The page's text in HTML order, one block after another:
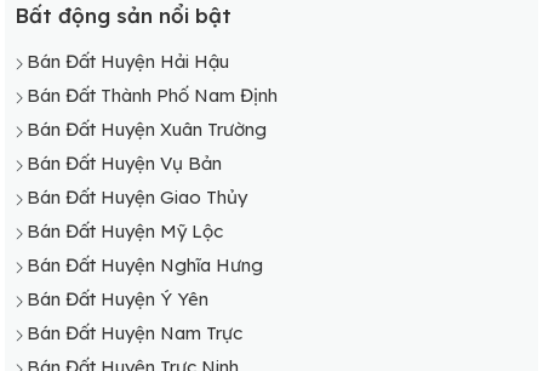
Bán Đất Xã Yên Xá
Bất động sản nổi bật
Bán Đất Huyện Hải Hậu
Bán Đất Thành Phố Nam Định
Bán Đất Huyện Xuân Trường
Bán Đất Huyện Vụ Bản
Bán Đất Huyện Giao Thủy
Bán Đất Huyện Mỹ Lộc
Bán Đất Huyện Nghĩa Hưng
Bán Đất Huyện Ý Yên
Bán Đất Huyện Nam Trực